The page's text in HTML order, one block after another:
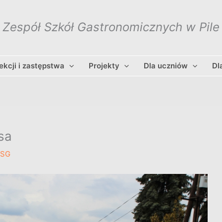
Zespół Szkół Gastronomicznych w Pile
i zastępstwa Projekty Dla uczniów